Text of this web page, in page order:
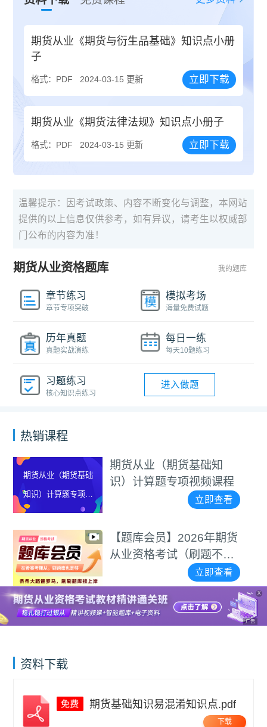
期货从业《期货与衍生品基础》知识点小册
子
格式：PDF 2024-03-15 更新 立即下载
期货从业《期货法律法规》知识点小册子
格式：PDF 2024-03-15 更新 立即下载
温馨提示：因考试政策、内容不断变化与调整，本网站
提供的以上信息仅供参考，如有异议，请考生以权威部
门公布的内容为准！
期货从业资格题库 我的题库
章节练习
章节专项突破
模拟考场
海量免费试题
历年真题
真题实战演练
每日一练
每天10题练习
习题练习
核心知识点练习
进入做题
热销课程
期货从业（期货基础
知识）计算题专项视
频课程
期货从业（期货基础知
识）计算题专项视频课程
立即查看
【题库会员】2026年期货
从业资格考试（刷题不用
立即查看
X
广告
资料下载
期货基础知识易混淆知识点.pdf
下载